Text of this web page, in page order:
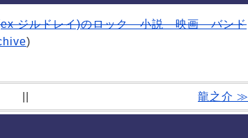
ジルドレイ)のロック 小説 映画 バンド
)
龍之介 ≫